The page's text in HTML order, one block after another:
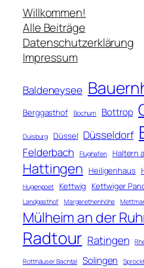
c
h
e
n
Willkommen!
Alle Beiträge
Datenschutzerklärung
Impressum
Baldeneysee
Berggasthof Bochum Bottrop
Duisburg Düssel Düsseldorf
Felderbach Flughafen Haltern
Hattingen Heiligenhaus
Hugenpoet Kettwig Kettwiger
Landgasthof
Margarethenhöhe
Mülheim an der
Radtour Ratingen
Rotthäuser Bachtal Solingen